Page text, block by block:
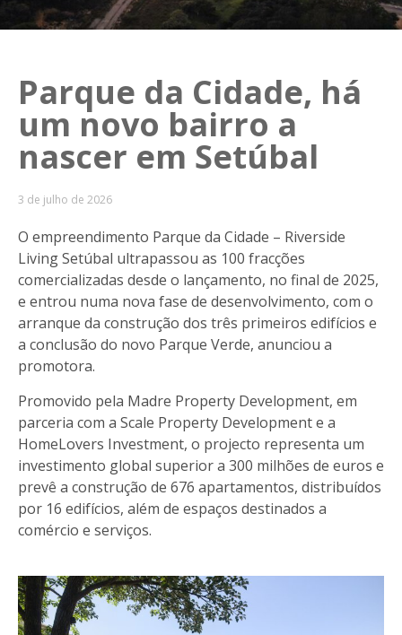
Parque da Cidade, há
um novo bairro a
nascer em Setúbal
3 de julho de 2026
O empreendimento Parque da Cidade – Riverside
Living Setúbal ultrapassou as 100 fracções
comercializadas desde o lançamento, no final de 2025,
e entrou numa nova fase de desenvolvimento, com o
arranque da construção dos três primeiros edifícios e
a conclusão do novo Parque Verde, anunciou a
promotora.
Promovido pela Madre Property Development, em
parceria com a Scale Property Development e a
HomeLovers Investment, o projecto representa um
investimento global superior a 300 milhões de euros e
prevê a construção de 676 apartamentos, distribuídos
por 16 edifícios, além de espaços destinados a
comércio e serviços.